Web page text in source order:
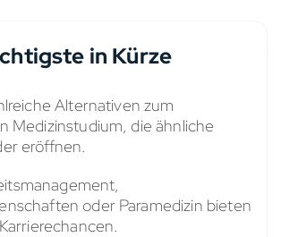
in Kürze
Alternativen zum
Medizinstudium, die ähnliche
eröffnen.
oder Paramedizin bieten